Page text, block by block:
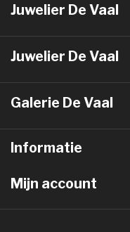
Juwelier De Vaal
Juwelier De Vaal
Galerie De Vaal
Informatie
Mijn account